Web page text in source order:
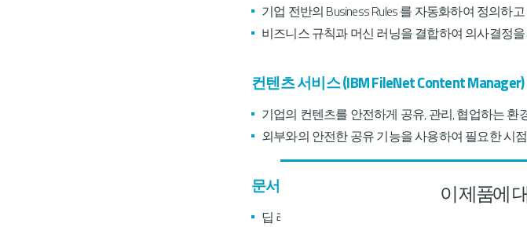
기업 전반의 Business Rules 를 자동화하여 정의하
비즈니스 규칙과 머신 러닝을 결합하여 의사결정
컨텐츠 서비스 (IBM FileNet Content Manager)
기업의 컨텐츠를 안전하게 공유, 관리, 협업하는 환
외부와의 안전한 공유 기능을 사용하여 필요한 시
문서 처리 (IBM Datacap)
딥 러닝을 모델을 통한 지능적인 기업 문서 분류 및
이 제품에